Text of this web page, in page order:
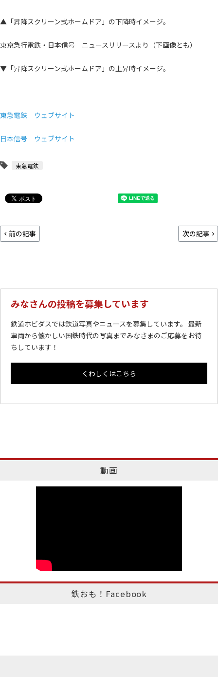
▲「昇降スクリーン式ホームドア」の下降時イメージ。
東京急行電鉄・日本信号 ニュースリリースより（下画像とも）
▼「昇降スクリーン式ホームドア」の上昇時イメージ。
東急電鉄 ウェブサイト
日本信号 ウェブサイト
東急電鉄
前の記事 次の記事
みなさんの投稿を募集しています
鉄道ホビダスでは鉄道写真やニュースを募集しています。 最新
車両から懐かしい国鉄時代の写真までみなさまのご応募をお待
ちしています！
くわしくはこちら
動画
鉄おも！Facebook